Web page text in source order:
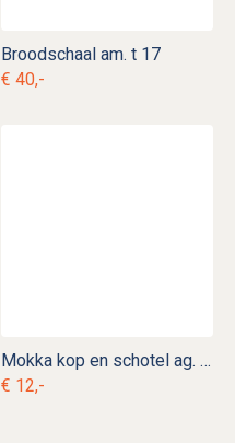
Broodschaal am. t 17
€ 40,-
Mokka kop en schotel ag. v 22
€ 12,-